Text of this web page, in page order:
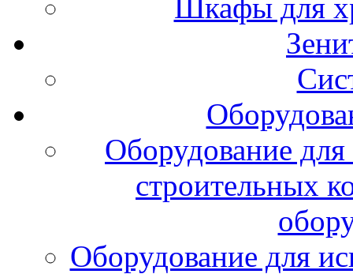
Шкафы для
Оборудование
строительных
Оборудование для